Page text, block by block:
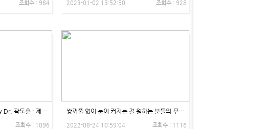
조회수 : 984 2023-01-02 13:52:50 조회수 : 928
눈 뜰때 이마 사용하세요? by Dr. 곽도훈 - 제이제이성형외과
조회수 : 1096
쌍꺼풀 없이 눈이 커지는 걸 원하는 분들의 무쌍 눈매교정 -제이제이성형외과
2022-08-24 10:59:04 조회수 : 1116